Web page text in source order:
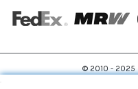
© 2010 - 2025